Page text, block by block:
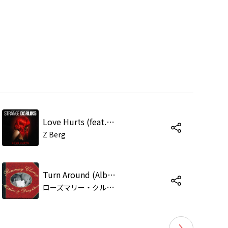
Love Hurts (feat. Keith Carradine) [From “Strange Darling”]
Z Berg
Turn Around (Album Version)
ロ
ーズマリー・クルーニー/キース・キャラダイン